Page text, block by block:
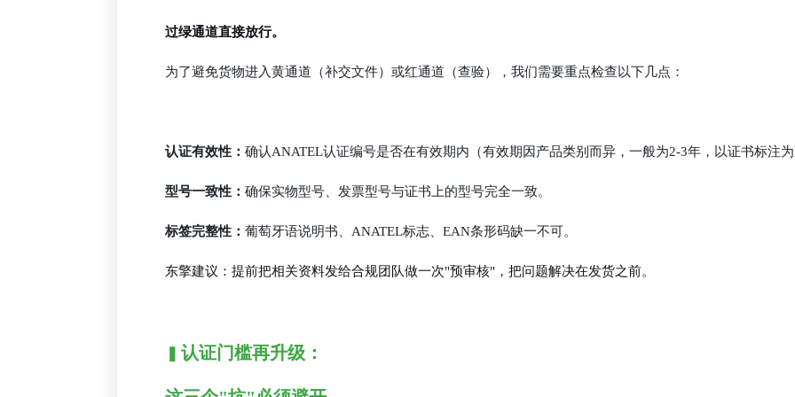
过绿通道直接放行。
为了避免货物进入黄通道（补交文件）或红通道（查验），我们需要重点检查以下几点：
认证有效性： 确认ANATEL认证编号是否在有效期内（有效期因产品类别而异，一般为2-3年，以证书标注
型号一致性： 确保实物型号、发票型号与证书上的型号完全一致。
标签完整性： 葡萄牙语说明书、ANATEL标志、EAN条形码缺一不可。
东擎建议：提前把相关资料发给合规团队做一次"预审核"，把问题解决在发货之前。
认证门槛再升级：